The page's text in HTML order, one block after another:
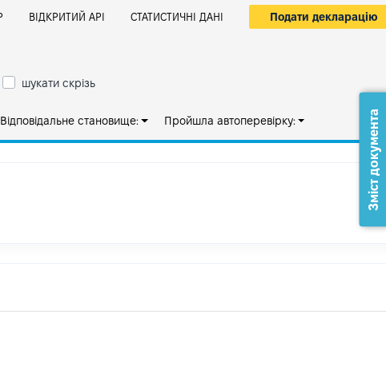
ВІДКРИТИЙ АРІ СТАТИСТИЧНІ ДАНІ Подати декларацію
шукати скрізь
Відповідальне становище: Пройшла автоперевірку: Зміст документа